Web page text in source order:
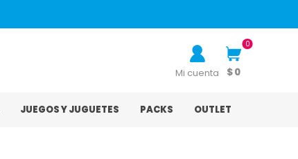
Mi cuenta
0
$ 0
JUEGOS Y JUGUETES PACKS OUTLET